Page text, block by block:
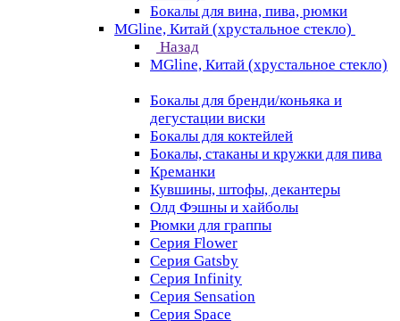
Бокалы для вина, пива, рюмки
MGline, Китай (хрустальное стекло)
Назад
MGline, Китай (хрустальное стекло)
Бокалы для бренди/коньяка и
дегустации виски
Бокалы для коктейлей
Бокалы, стаканы и кружки для пива
Креманки
Кувшины, штофы, декантеры
Олд Фэшны и хайболы
Рюмки для граппы
Серия Flower
Серия Gatsby
Серия Infinity
Серия Sensation
Серия Space